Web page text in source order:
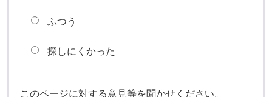
ふつう
探しにくかった
このページに対する意見等を聞かせください。